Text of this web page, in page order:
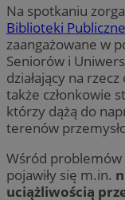
Na spotkaniu
Biblioteki
zaangażowane w
Seniorów i
działający na
także członkowie
którzy dążą do
terenów
Wśród problemów
pojawiły się m.in.
uciążliwością